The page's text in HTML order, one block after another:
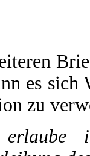
es
zu